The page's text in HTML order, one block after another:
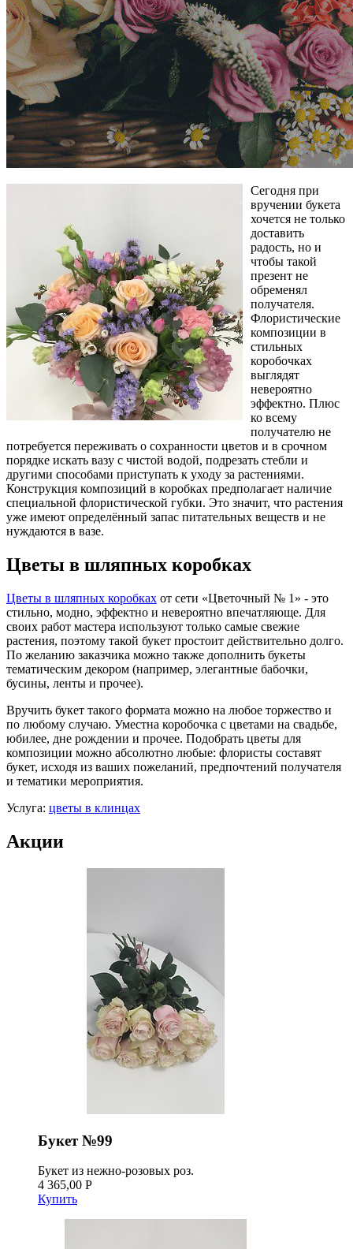
Сегодня при
вручении букета
хочется не только
доставить
радость, но и
чтобы такой
презент не
обременял
получателя.
Флористические
композиции в
стильных
коробочках
выглядят
невероятно
эффектно. Плюс
ко всему
получателю не
потребуется переживать о сохранности цветов и в срочном
порядке искать вазу с чистой водой, подрезать стебли и
другими способами приступать к уходу за растениями.
Конструкция композиций в коробках предполагает наличие
специальной флористической губки. Это значит, что растения
уже имеют определённый запас питательных веществ и не
нуждаются в вазе.
Цветы в шляпных коробках
Цветы в шляпных коробках от сети «Цветочный № 1» - это
стильно, модно, эффектно и невероятно впечатляюще. Для
своих работ мастера используют только самые свежие
растения, поэтому такой букет простоит действительно долго.
По желанию заказчика можно также дополнить букеты
тематическим декором (например, элегантные бабочки,
бусины, ленты и прочее).
Вручить букет такого формата можно на любое торжество и
по любому случаю. Уместна коробочка с цветами на свадьбе,
юбилее, дне рождении и прочее. Подобрать цветы для
композиции можно абсолютно любые: флористы составят
букет, исходя из ваших пожеланий, предпочтений получателя
и тематики мероприятия.
Услуга: цветы в клинцах
Акции
Букет №99
Букет из нежно-розовых роз.
4 365,00 Р
Купить